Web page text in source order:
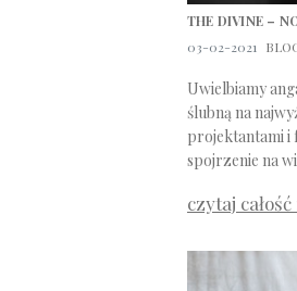
THE DIVINE –
03-02-2021
Uwielbiamy
ślubną na
projektantami i
spojrzenie na
czytaj całość